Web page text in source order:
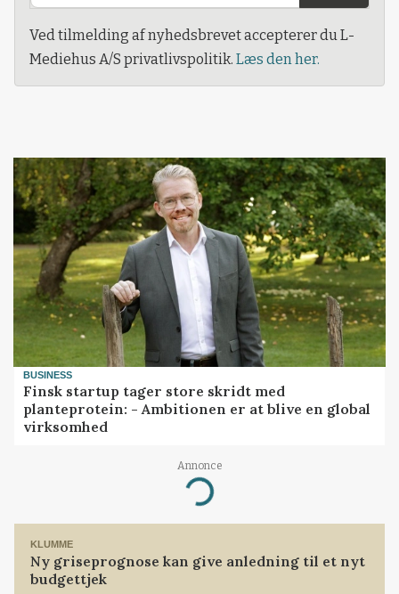
Ved tilmelding af nyhedsbrevet accepterer du L-
Mediehus A/S privatlivspolitik. Læs den her.
BUSINESS
Finsk startup tager store skridt med
planteprotein: - Ambitionen er at blive en global
virksomhed
Annonce
Loading...
KLUMME
Ny griseprognose kan give anledning til et nyt
budgettjek